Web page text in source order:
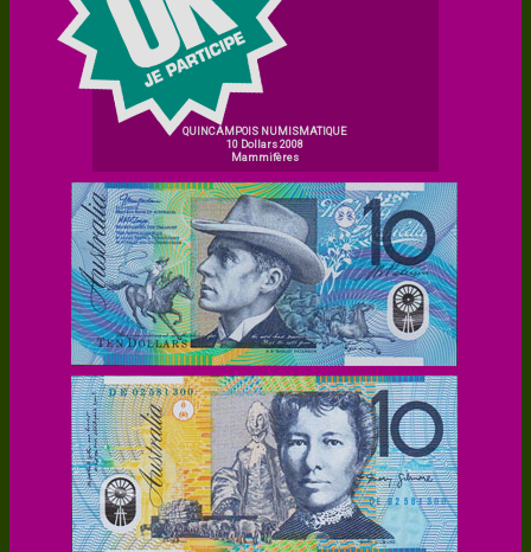
QUINCAMPOIS NUMISMATIQUE
10 Dollars 2008
Mammifères